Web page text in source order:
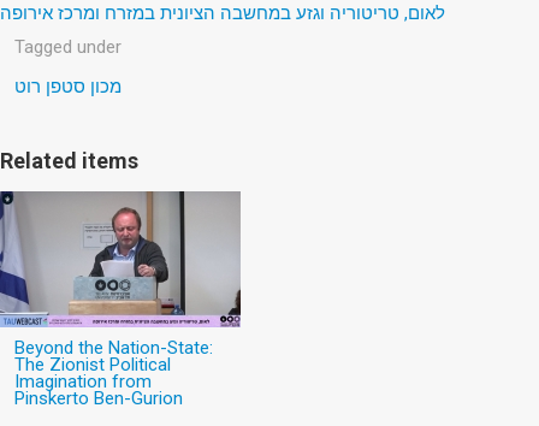
לאום, טריטוריה וגזע במחשבה הציונית במזרח ומרכז אירופה
Tagged under
מכון סטפן רוט
Related items
Beyond the Nation-State:
The Zionist Political
Imagination from
Pinskerto Ben-Gurion